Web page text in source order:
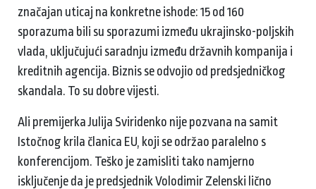
značajan uticaj na konkretne ishode: 15 od 160
sporazuma bili su sporazumi između ukrajinsko-poljskih
vlada, uključujući saradnju između državnih kompanija i
kreditnih agencija. Biznis se odvojio od predsjedničkog
skandala. To su dobre vijesti.
Ali premijerka Julija Sviridenko nije pozvana na samit
Istočnog krila članica EU, koji se održao paralelno s
konferencijom. Teško je zamisliti tako namjerno
isključenje da je predsjednik Volodimir Zelenski lično